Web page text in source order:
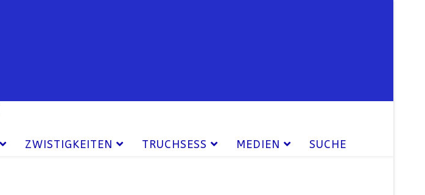
ZWISTIGKEITEN TRUCHSESS MEDIEN SUCHE